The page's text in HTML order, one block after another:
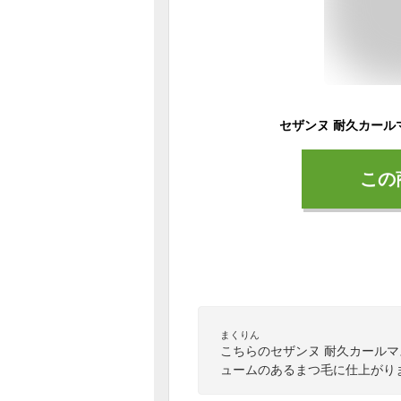
こ
まくりん
こちらのセザンヌ 耐久カール
ュームのあるまつ毛に仕上が